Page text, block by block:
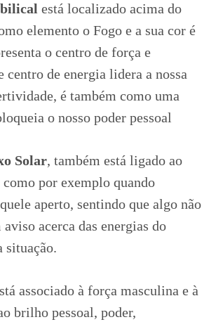
está localizado acima do
elemento o Fogo e a sua cor é
o centro de força e
centro de energia lidera a nossa
é também como uma
o nosso poder pessoal
Solar, também está ligado ao
por exemplo quando
aperto, sentindo que algo não
aviso acerca das energias do
situação.
associado à força masculina e à
brilho pessoal, poder,